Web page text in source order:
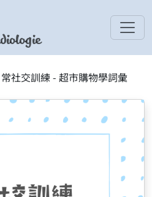
社交訓練 - 超市購物學詞彙